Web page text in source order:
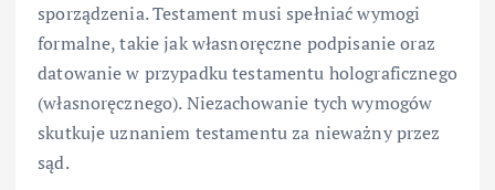
sporządzenia. Testament musi spełniać wymogi
formalne, takie jak własnoręczne podpisanie oraz
datowanie w przypadku testamentu holograficznego
(własnoręcznego). Niezachowanie tych wymogów
skutkuje uznaniem testamentu za nieważny przez
sąd.